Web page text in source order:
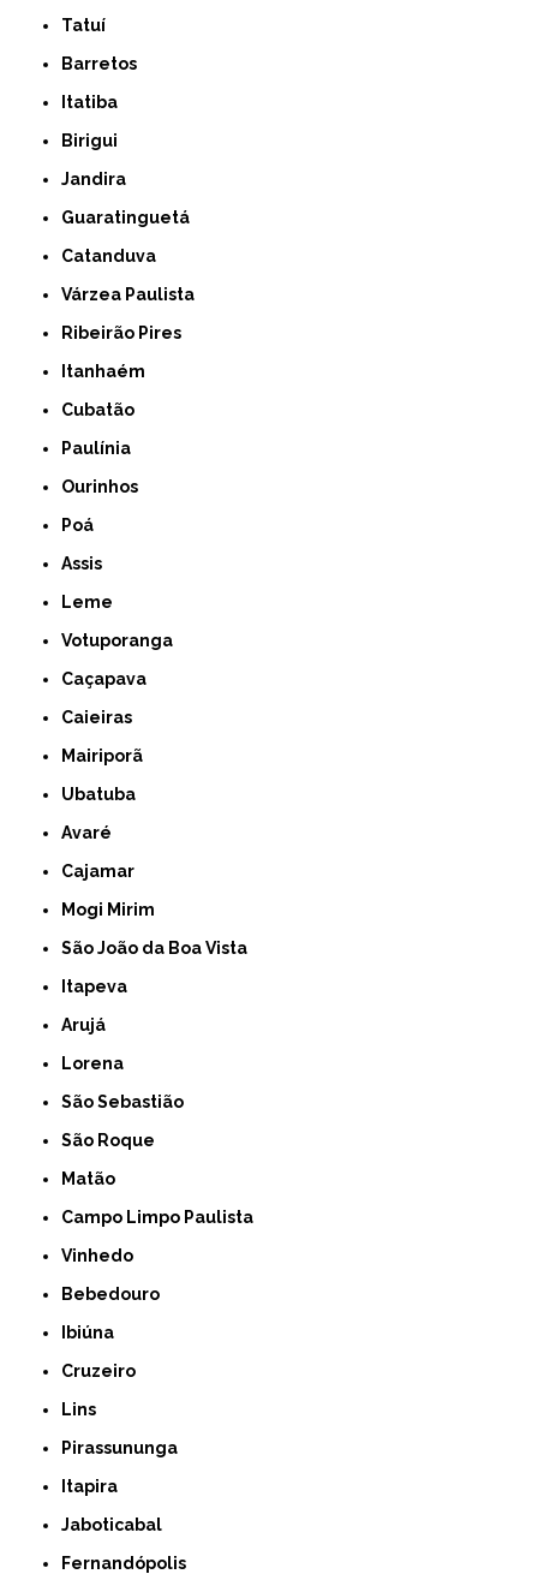
Tatuí
Barretos
Itatiba
Birigui
Jandira
Guaratinguetá
Catanduva
Várzea Paulista
Ribeirão Pires
Itanhaém
Cubatão
Paulínia
Ourinhos
Poá
Assis
Leme
Votuporanga
Caçapava
Caieiras
Mairiporã
Ubatuba
Avaré
Cajamar
Mogi Mirim
São João da Boa Vista
Itapeva
Arujá
Lorena
São Sebastião
São Roque
Matão
Campo Limpo Paulista
Vinhedo
Bebedouro
Ibiúna
Cruzeiro
Lins
Pirassununga
Itapira
Jaboticabal
Fernandópolis